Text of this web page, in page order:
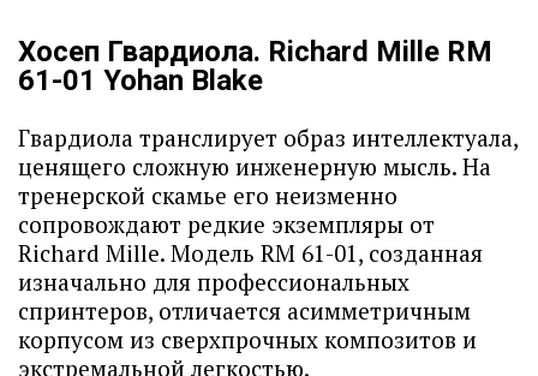
Хосеп Гвардиола. Richard Mille RM
61-01 Yohan Blake
Гвардиола транслирует образ интеллектуала,
ценящего сложную инженерную мысль. На
тренерской скамье его неизменно
сопровождают редкие экземпляры от
Richard Mille. Модель RM 61-01, созданная
изначально для профессиональных
спринтеров, отличается асимметричным
корпусом из сверхпрочных композитов и
экстремальной легкостью.